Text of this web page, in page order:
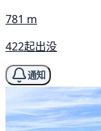
781 m
422起出没
通知